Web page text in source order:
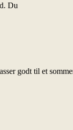
Du
godt til et